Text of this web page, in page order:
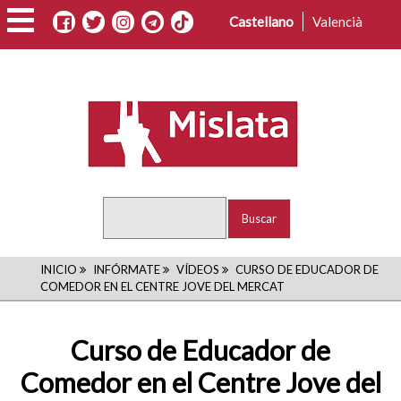
Pasar
al
contenido
Castellano Valencià
RUTA
DE
NAVEGACIÓN
INICIO INFÓRMATE VÍDEOS
CURSO DE EDUCADOR DE
COMEDOR EN EL CENTRE JOVE DEL MERCAT
Curso de Educador de
Comedor en el Centre Jove del